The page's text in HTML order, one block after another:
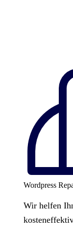
Wordpress
Wir helfen